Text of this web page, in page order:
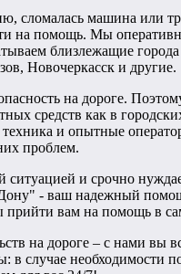
сломалась машина или
на помощь. Мы
близлежащие
Новочеркасск и другие.
на дороге.
средств как в
и опытные
проблем.
и срочно
- ваш надежный
прийти вам на помощь в
на дороге – с нами вы
в случае необходимости